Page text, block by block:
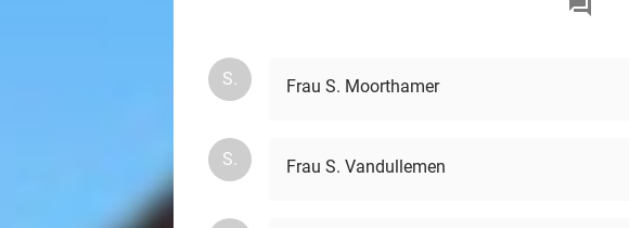
S. Frau S. Moorthamer
S. Frau S. Vandullemen